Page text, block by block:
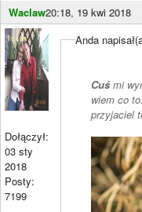
Waclaw20:18, 19 kwi 2018
Dołączył:
03 sty
2018
Posty:
7199
Anda
Cuśmi
wiem co
przyjaciel